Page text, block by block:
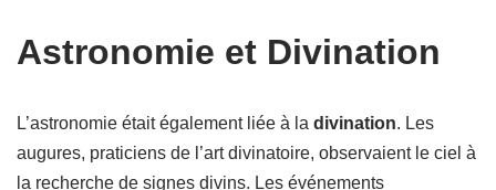
Astronomie et Divination
L’astronomie était également liée à la divination. Les
augures, praticiens de l’art divinatoire, observaient le ciel à
la recherche de signes divins. Les événements